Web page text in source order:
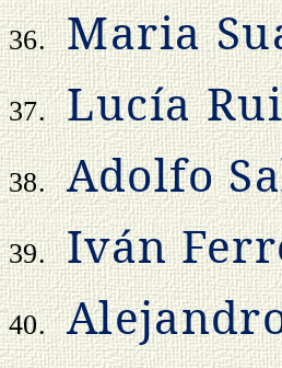
36. Maria
37. Lucía
38. Adolfo
39. Iván
40.